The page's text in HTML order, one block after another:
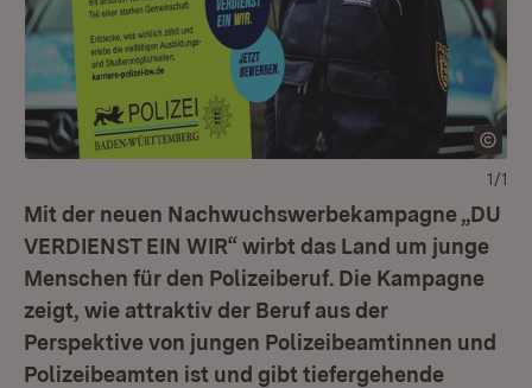
1/1
Mit der neuen Nachwuchswerbekampagne „DU
VERDIENST EIN WIR“ wirbt das Land um junge
Menschen für den Polizeiberuf. Die Kampagne
zeigt, wie attraktiv der Beruf aus der
Perspektive von jungen Polizeibeamtinnen und
Polizeibeamten ist und gibt tiefergehende